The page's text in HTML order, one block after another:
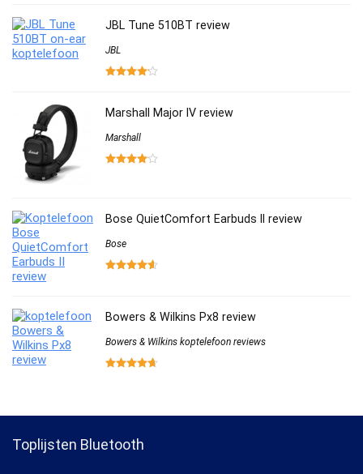
JBL Tune 510BT review
JBL
Marshall Major IV review
Marshall
Bose QuietComfort Earbuds II review
Bose
Bowers & Wilkins Px8 review
Bowers & Wilkins koptelefoon reviews
Toplijsten Bluetooth